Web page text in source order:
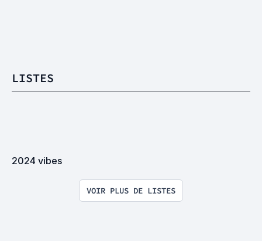
LISTES
2024 vibes
VOIR PLUS DE LISTES